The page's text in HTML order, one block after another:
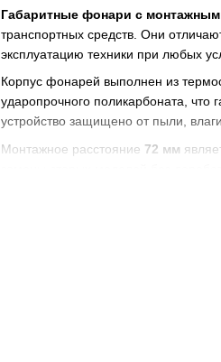
Габаритные фонари с
транспортных средств. Они
эксплуатацию техники при любых
Корпус фонарей выполнен из
ударопрочного поликарбоната, что
устройство защищено от пыли,
Монтажное расстояние 72 мм